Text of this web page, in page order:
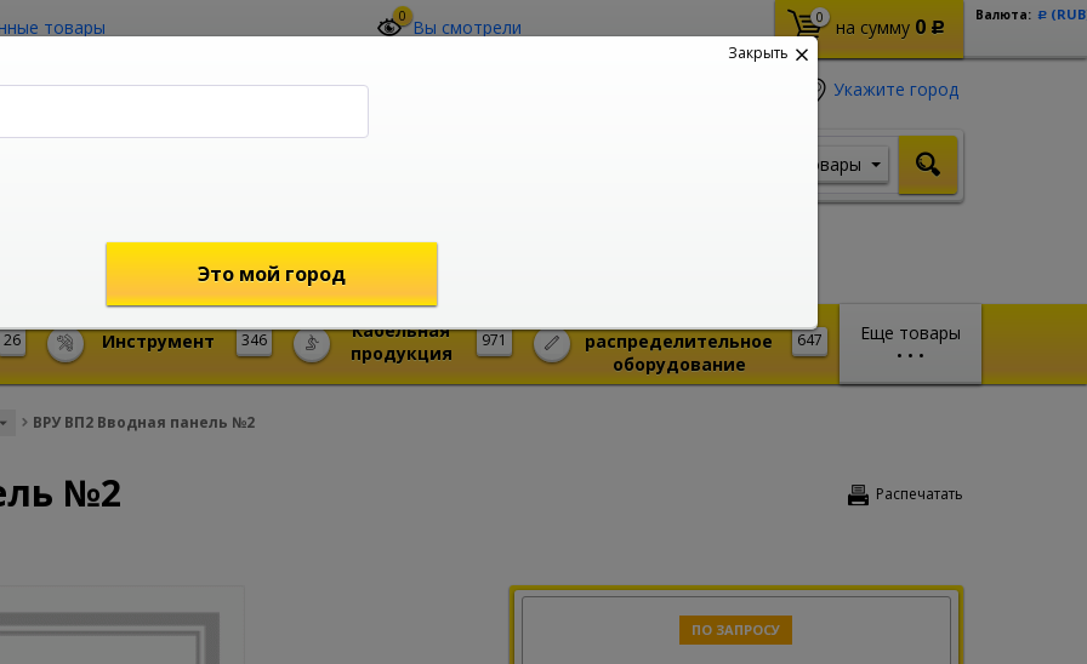
товары 0 Вы смотрели 0 на сумму 0 Р
Валюта: Р
Укажите город
shop@mireks.ru
Товары
Еще товары
• • •
26 346
Инструмент 971
Кабельная
продукция
647
распределительное
оборудование
ВРУ ВП2 Вводная панель №2
Распечатать
№2
ПО ЗАПРОСУ
Закрыть
Это мой город